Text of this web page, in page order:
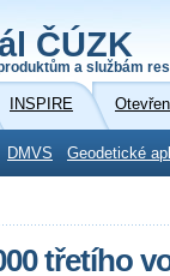
ČÚZK
a službám
INSPIRE
DMVS Geodetické
třetího